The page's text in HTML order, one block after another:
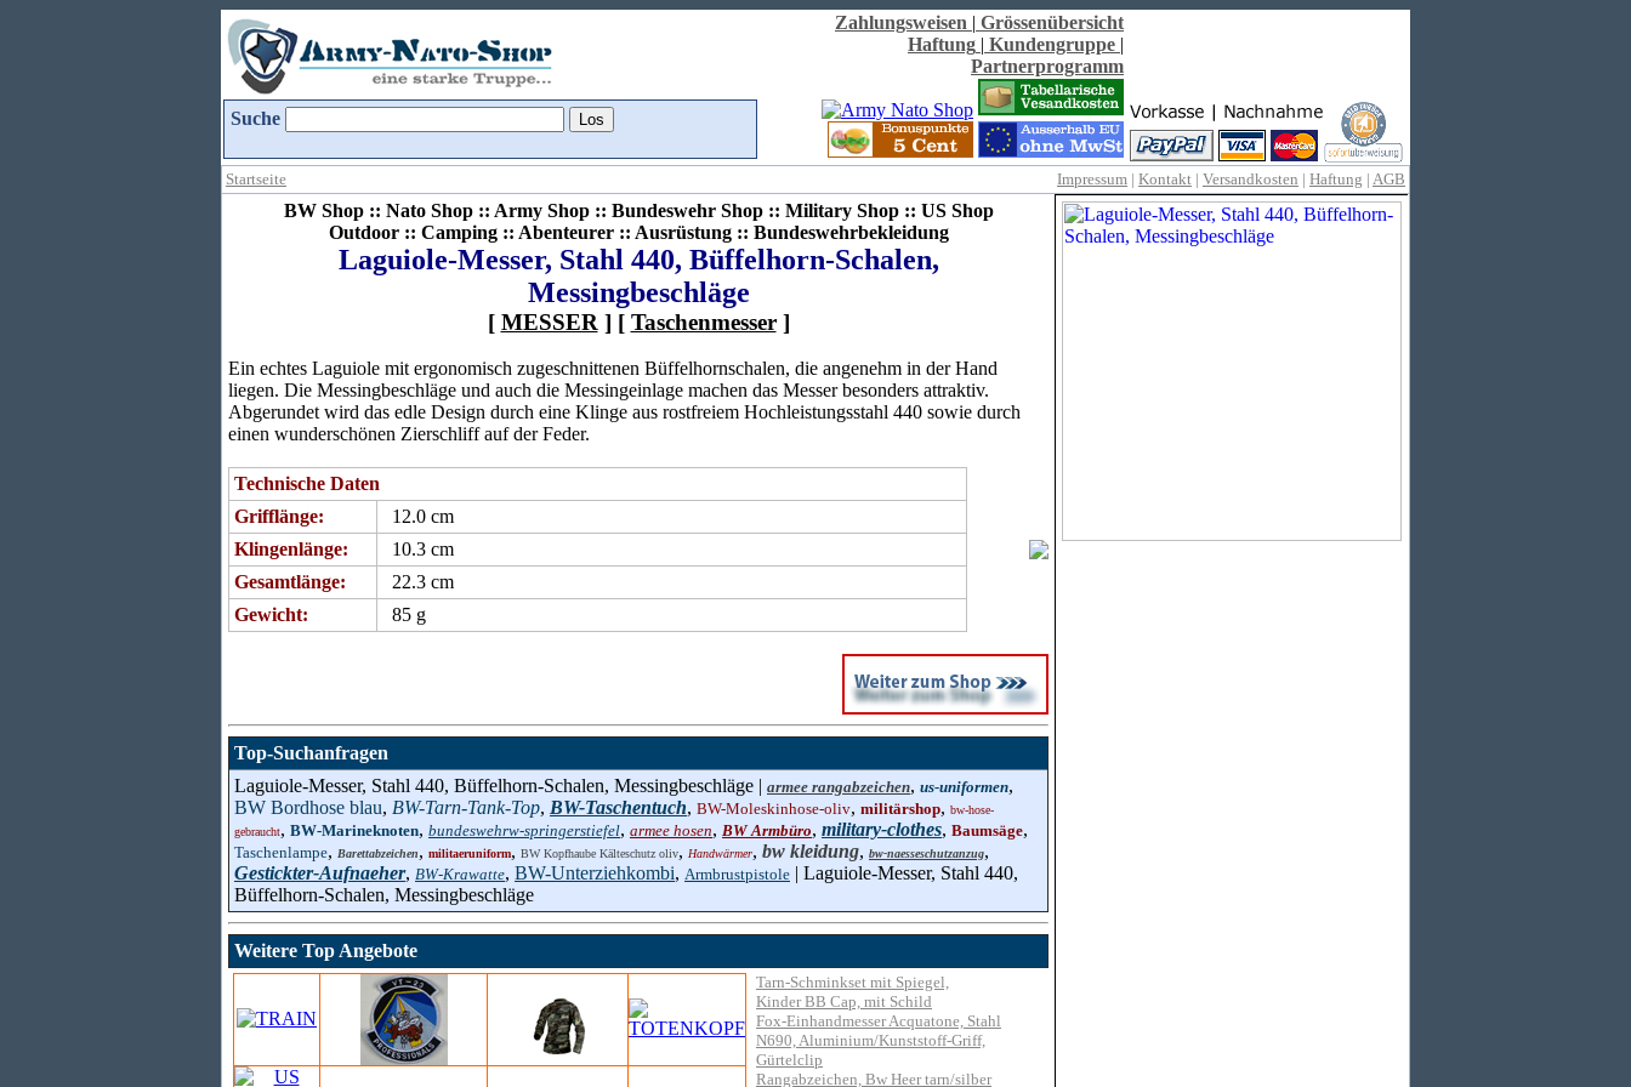
Suche
Zahlungsweisen | Grössenübersicht
Haftung | Kundengruppe |
Partnerprogramm
Startseite Impressum | Kontakt | Versandkosten | Haftung | AGB
BW Shop :: Nato Shop :: Army Shop :: Bundeswehr Shop :: Military Shop :: US Shop
Outdoor :: Camping :: Abenteurer :: Ausrüstung :: Bundeswehrbekleidung
Laguiole-Messer, Stahl 440, Büffelhorn-Schalen,
Messingbeschläge
[ MESSER ] [ Taschenmesser]
Ein echtes Laguiole mit ergonomisch zugeschnittenen Büffelhornschalen, die angenehm in der Hand
liegen. Die Messingbeschläge und auch die Messingeinlage machen das Messer besonders attraktiv.
Abgerundet wird das edle Design durch eine Klinge aus rostfreiem Hochleistungsstahl 440 sowie durch
einen wunderschönen Zierschliff auf der Feder.
Technische Daten
Grifflänge:
12.0 cm
Klingenlänge:
10.3 cm
Gesamtlänge:
22.3 cm
Gewicht:
85 g
Top-Suchanfragen
Laguiole-Messer, Stahl 440, Büffelhorn-Schalen, Messingbeschläge | armee rangabzeichen, us-uniformen,
BW Bordhose blau, BW-Tarn-Tank-Top, BW-Taschentuch, BW-Moleskinhose-oliv, militärshop, bw-hose-
gebraucht, BW-Marineknoten, bundeswehrw-springerstiefel, armee hosen, BW Armbüro, military-clothes, Baumsäge,
Taschenlampe, Barettabzeichen, militaeruniform, BW Kopfhaube Kälteschutz oliv, Handwärmer, bw kleidung, bw-naesseschutzanzug,
Gestickter-Aufnaeher, BW-Krawatte, BW-Unterziehkombi, Armbrustpistole | Laguiole-Messer, Stahl 440,
Büffelhorn-Schalen, Messingbeschläge
Weitere Top Angebote
Tarn-Schminkset mit Spiegel,
Kinder BB Cap, mit Schild
Fox-Einhandmesser Acquatone, Stahl
N690, Aluminium/Kunststoff-Griff,
Gürtelclip
Rangabzeichen, Bw Heer tarn/silber